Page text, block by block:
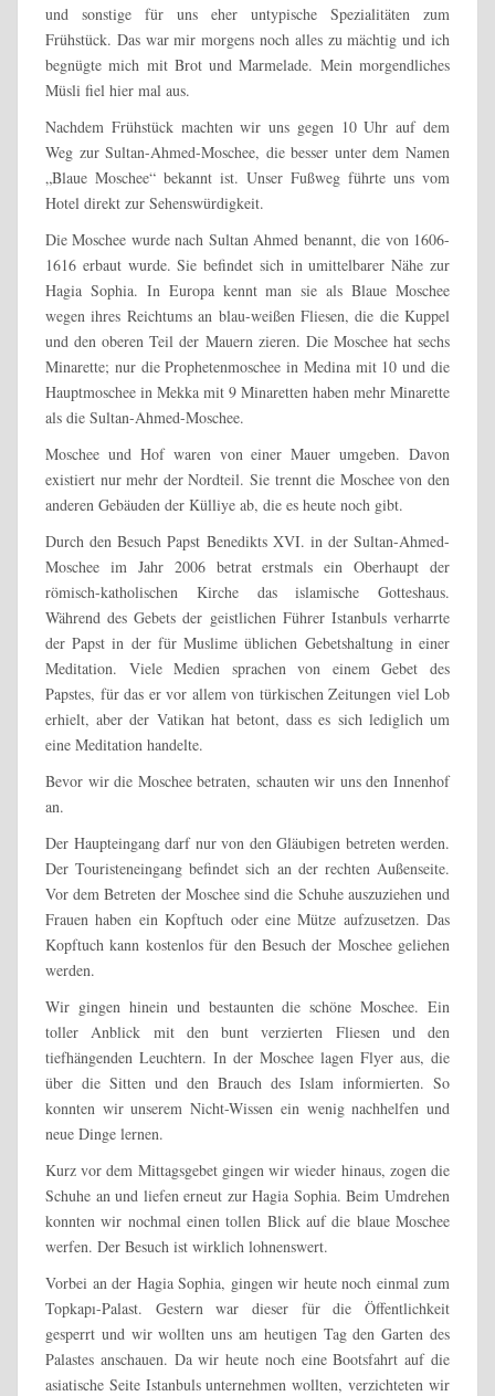
und sonstige für uns eher untypische Spezialitäten zum
Frühstück. Das war mir morgens noch alles zu mächtig und ich
begnügte mich mit Brot und Marmelade. Mein morgendliches
Müsli fiel hier mal aus.
Nachdem Frühstück machten wir uns gegen 10 Uhr auf dem
Weg zur Sultan-Ahmed-Moschee, die besser unter dem Namen
„Blaue Moschee“ bekannt ist. Unser Fußweg führte uns vom
Hotel direkt zur Sehenswürdigkeit.
Die Moschee wurde nach Sultan Ahmed benannt, die von 1606-
1616 erbaut wurde. Sie befindet sich in umittelbarer Nähe zur
Hagia Sophia. In Europa kennt man sie als Blaue Moschee
wegen ihres Reichtums an blau-weißen Fliesen, die die Kuppel
und den oberen Teil der Mauern zieren. Die Moschee hat sechs
Minarette; nur die Prophetenmoschee in Medina mit 10 und die
Hauptmoschee in Mekka mit 9 Minaretten haben mehr Minarette
als die Sultan-Ahmed-Moschee.
Moschee und Hof waren von einer Mauer umgeben. Davon
existiert nur mehr der Nordteil. Sie trennt die Moschee von den
anderen Gebäuden der Külliye ab, die es heute noch gibt.
Durch den Besuch Papst Benedikts XVI. in der Sultan-Ahmed-
Moschee im Jahr 2006 betrat erstmals ein Oberhaupt der
römisch-katholischen Kirche das islamische Gotteshaus.
Während des Gebets der geistlichen Führer Istanbuls verharrte
der Papst in der für Muslime üblichen Gebetshaltung in einer
Meditation. Viele Medien sprachen von einem Gebet des
Papstes, für das er vor allem von türkischen Zeitungen viel Lob
erhielt, aber der Vatikan hat betont, dass es sich lediglich um
eine Meditation handelte.
Bevor wir die Moschee betraten, schauten wir uns den Innenhof
an.
Der Haupteingang darf nur von den Gläubigen betreten werden.
Der Touristeneingang befindet sich an der rechten Außenseite.
Vor dem Betreten der Moschee sind die Schuhe auszuziehen und
Frauen haben ein Kopftuch oder eine Mütze aufzusetzen. Das
Kopftuch kann kostenlos für den Besuch der Moschee geliehen
werden.
Wir gingen hinein und bestaunten die schöne Moschee. Ein
toller Anblick mit den bunt verzierten Fliesen und den
tiefhängenden Leuchtern. In der Moschee lagen Flyer aus, die
über die Sitten und den Brauch des Islam informierten. So
konnten wir unserem Nicht-Wissen ein wenig nachhelfen und
neue Dinge lernen.
Kurz vor dem Mittagsgebet gingen wir wieder hinaus, zogen die
Schuhe an und liefen erneut zur Hagia Sophia. Beim Umdrehen
konnten wir nochmal einen tollen Blick auf die blaue Moschee
werfen. Der Besuch ist wirklich lohnenswert.
Vorbei an der Hagia Sophia, gingen wir heute noch einmal zum
Topkapı-Palast. Gestern war dieser für die Öffentlichkeit
gesperrt und wir wollten uns am heutigen Tag den Garten des
Palastes anschauen. Da wir heute noch eine Bootsfahrt auf die
asiatische Seite Istanbuls unternehmen wollten, verzichteten wir